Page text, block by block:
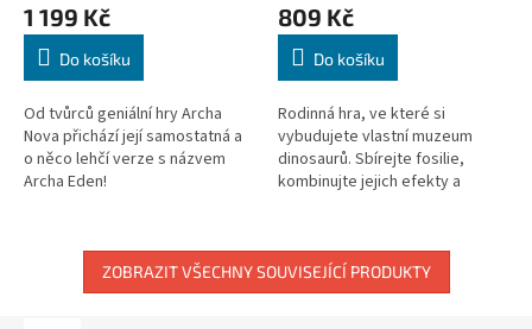
1 199 Kč
Do košíku
Od tvůrců geniální hry Archa
Nova přichází její samostatná a
o něco lehčí verze s názvem
Archa Eden!
809 Kč
Do košíku
Rodinná hra, ve které si
vybudujete vlastní muzeum
dinosaurů. Sbírejte fosilie,
kombinujte jejich efekty a
vítězství.
ZOBRAZIT VŠECHNY SOUVISEJÍCÍ PRODUKTY